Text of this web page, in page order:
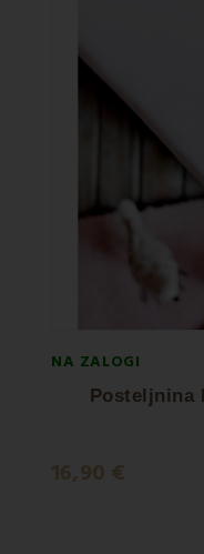
NA ZALOGI
Posteljnina
16,90 €